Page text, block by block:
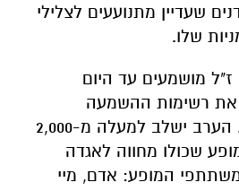
שעדיין מתנועעים לצלילי
שלו.
מושמעים עד היום
את רשימות ההשמעה
בהרקדות ובמסיבות. הערב ישלב למעלה מ-2,000
שכולו מחווה לאגדה
המופע: אדם, מיי